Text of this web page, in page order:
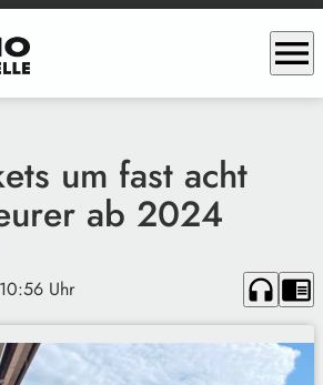
menu
um fast acht
ab 2024
Uhr headphones chrome_reader_mode